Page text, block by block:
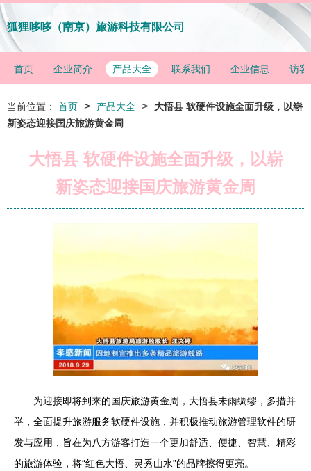
狐狸哆哆（南京）旅游科技有限公司
首页 企业简介 产品大全 联系我们 企业信息 访客
当前位置： 首页 > 产品大全 >
大悟县 软硬件设施全面升级，以崭
新姿态迎接国庆旅游黄金周
大悟县 软硬件设施全面升级，以崭
新姿态迎接国庆旅游黄金周
为迎接即将到来的国庆旅游黄金周，大悟县未雨绸缪，多措并
举，全面提升旅游服务软硬件设施，并积极推动旅游管理软件的研
发与应用，旨在为八方游客打造一个更加舒适、便捷、智慧、精彩
的旅游体验，将“红色大悟、灵秀山水”的品牌擦得更亮。